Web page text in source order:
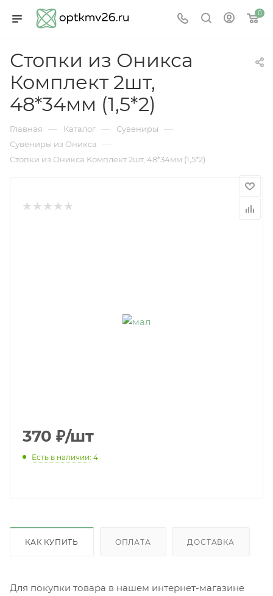
0
Стопки из Оникса
Комплект 2шт,
48*34мм (1,5*2)
Главная — Каталог — Сувениры —
Сувениры из Оникса —
Стопки из Оникса Комплект 2шт, 48*34мм (1,5*2)
370 ₽/шт
Есть в наличии: 4
КАК КУПИТЬ ОПЛАТА ДОСТАВКА
Для покупки товара в нашем интернет-магазине